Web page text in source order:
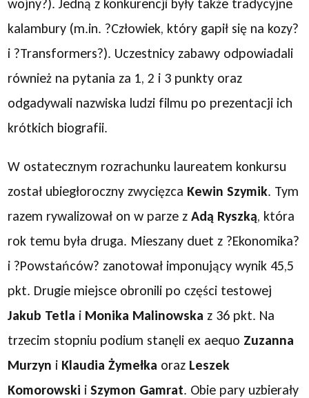
wojny?). Jedną z konkurencji były także tradycyjne
kalambury (m.in. ?Człowiek, który gapił się na kozy?
i ?Transformers?). Uczestnicy zabawy odpowiadali
również na pytania za 1, 2 i 3 punkty oraz
odgadywali nazwiska ludzi filmu po prezentacji ich
krótkich biografii.
W ostatecznym rozrachunku laureatem konkursu
został ubiegłoroczny zwycięzca Kewin Szymik. Tym
razem rywalizował on w parze zAdą Ryszką, która
rok temu była druga. Mieszany duet z ?Ekonomika?
i ?Powstańców? zanotował imponujący wynik 45,5
pkt. Drugie miejsce obronili po części testowej
Jakub Tetla i Monika Malinowska z 36 pkt. Na
trzecim stopniu podium stanęli ex aequo Zuzanna
Murzyn i Klaudia Żymełka oraz Leszek
Komorowski iSzymon Gamrat. Obie pary uzbierały